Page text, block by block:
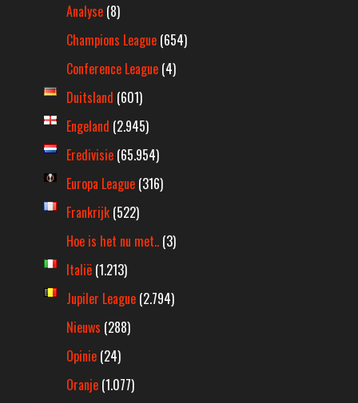
Analyse (8)
Champions League (654)
Conference League (4)
Duitsland (601)
Engeland (2.945)
Eredivisie (65.954)
Europa League (316)
Frankrijk (522)
Hoe is het nu met.. (3)
Italië (1.213)
Jupiler League (2.794)
Nieuws (288)
Opinie (24)
Oranje (1.077)